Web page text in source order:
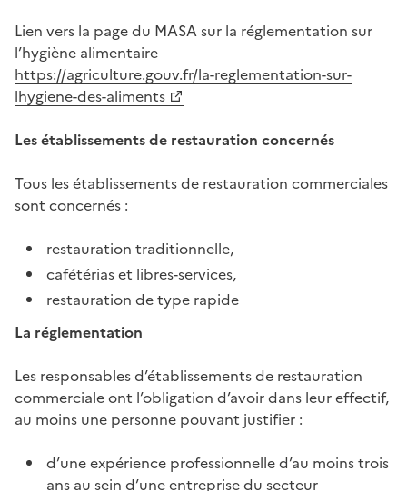
Lien vers la page du MASA sur la réglementation sur
l’hygiène alimentaire
https://agriculture.gouv.fr/la-reglementation-sur-
lhygiene-des-aliments
Les établissements de restauration concernés
Tous les établissements de restauration commerciales
sont concernés :
restauration traditionnelle,
cafétérias et libres-services,
restauration de type rapide
La réglementation
Les responsables d’établissements de restauration
commerciale ont l’obligation d’avoir dans leur effectif,
au moins une personne pouvant justifier :
d’une expérience professionnelle d’au moins trois
ans au sein d’une entreprise du secteur